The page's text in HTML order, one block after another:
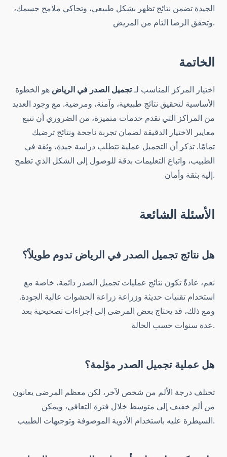
الجيدة تضمن نتائج تظهر بشكل طبيعي، وتحاكي ملامح جسمك،
وتحقق الرضا التام من المريض.
الخاتمة
اختيار المركز المناسب لـتجميل الصدر في الرياض هو الخطوة
الأساسية لتحقيق نتائج طبيعية، وآمنة، ومرضية. مع وجود العديد
من المراكز التي تقدم خدمات متميزة، من الضروري أن تتبع
معايير الاختيار الدقيقة لضمان تجربة ناجحة ونتائج ترضيك
تمامًا. تذكر أن التجميل عملية تتطلب دراسة جيدة، وثقة في
الطبيب، واتباع التعليمات بدقة للوصول إلى الشكل الذي تطمح
إليه بثقة وأمان.
الأسئلة الشائعة
هل نتائج تجميل الصدر في الرياض تدوم طويلاً؟
نعم، عادةً تكون نتائج عمليات تجميل الصدر دائمة، خاصة مع
استخدام تقنيات حديثة وزراعة زراعة الحشوات عالية الجودة.
ومع ذلك، قد يحتاج بعض المرضى إلى إجراءات تصحيحية بعد
عدة سنوات حسب الحالة.
هل عملية تجميل الصدر مؤلمة؟
تختلف درجة الألم من شخص لآخر، لكن معظم المرضى يعانون
من ألم خفيف إلى متوسط خلال فترة التعافي، ويمكن
السيطرة عليه باستخدام الأدوية الموصوفة وتوجيهات الطبيب.